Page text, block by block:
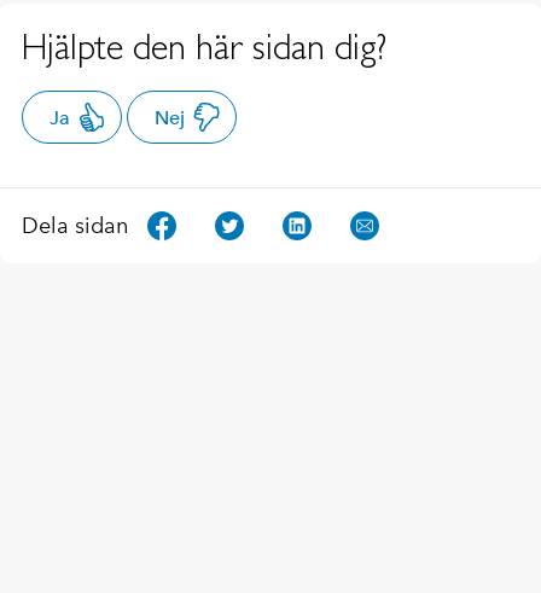
Hjälpte den här sidan dig?
Ja Nej
Dela sidan